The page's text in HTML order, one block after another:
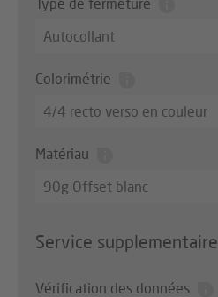
Autocollant
Colorimétrie
4/4 recto verso en couleur
Matériau
90g Offset blanc
Service supplementaire
Vérification des données